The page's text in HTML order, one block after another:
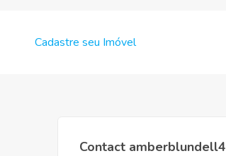
Cadastre seu Imóvel
Contact amberblundell4